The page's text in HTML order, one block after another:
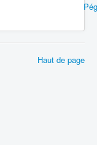
Haut de page